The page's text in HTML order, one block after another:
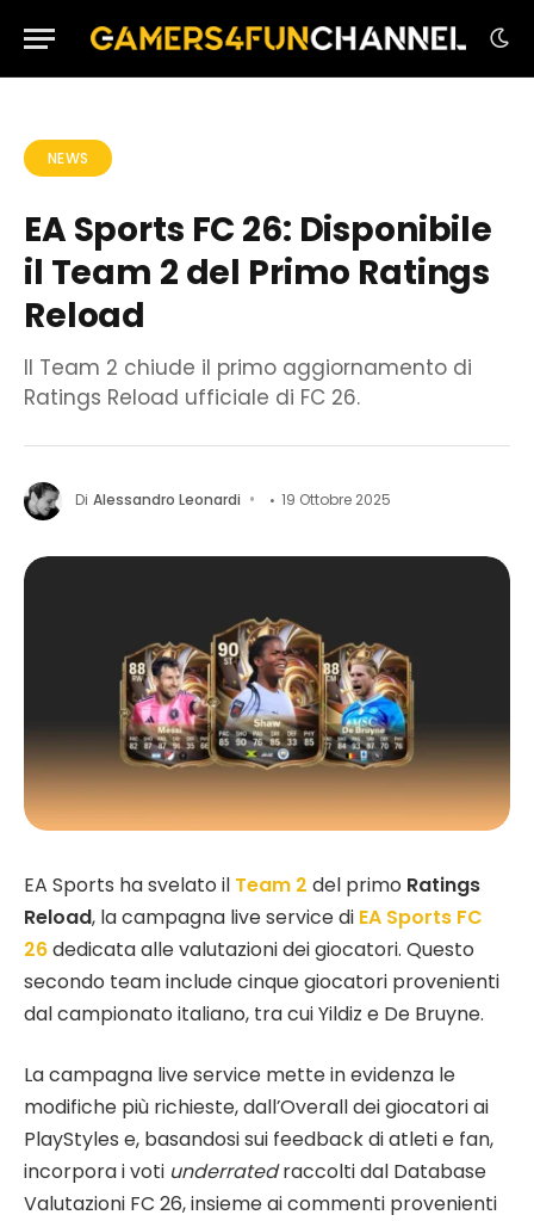
NEWS
EA Sports FC 26: Disponibile
il Team 2 del Primo Ratings
Reload
Il Team 2 chiude il primo aggiornamento di
Ratings Reload ufficiale di FC 26.
Di Alessandro Leonardi 19 Ottobre 2025
EA Sports ha svelato il Team 2 del primo Ratings
Reload, la campagna live service di EA Sports FC
26dedicata alle valutazioni dei giocatori. Questo
secondo team include cinque giocatori provenienti
dal campionato italiano, tra cui Yildiz e De Bruyne.
La campagna live service mette in evidenza le
modifiche più richieste, dall’Overall dei giocatori ai
PlayStyles e, basandosi sui feedback di atleti e fan,
incorpora i voti underratedraccolti dal Database
Valutazioni FC 26, insieme ai commenti provenienti